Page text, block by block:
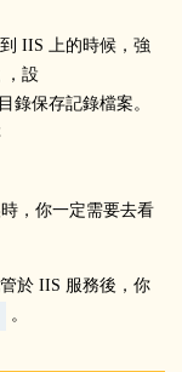
IIS 上的時候，強
，設
錄保存記錄檔案。
，你一定需要去看
於 IIS 服務後，你
。